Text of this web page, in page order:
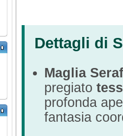
Dettagli di
Maglia
pregiato
profonda
fantasia